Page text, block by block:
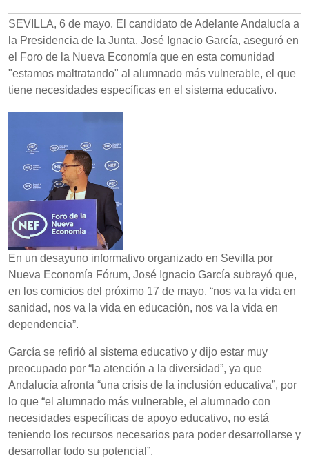
SEVILLA, 6 de mayo. El candidato de Adelante Andalucía a
la Presidencia de la Junta, José Ignacio García, aseguró en
el Foro de la Nueva Economía que en esta comunidad
"estamos maltratando" al alumnado más vulnerable, el que
tiene necesidades específicas en el sistema educativo.
En un desayuno informativo organizado en Sevilla por
Nueva Economía Fórum, José Ignacio García subrayó que,
en los comicios del próximo 17 de mayo, “nos va la vida en
sanidad, nos va la vida en educación, nos va la vida en
dependencia”.
García se refirió al sistema educativo y dijo estar muy
preocupado por “la atención a la diversidad”, ya que
Andalucía afronta “una crisis de la inclusión educativa”, por
lo que “el alumnado más vulnerable, el alumnado con
necesidades específicas de apoyo educativo, no está
teniendo los recursos necesarios para poder desarrollarse y
desarrollar todo su potencial”.